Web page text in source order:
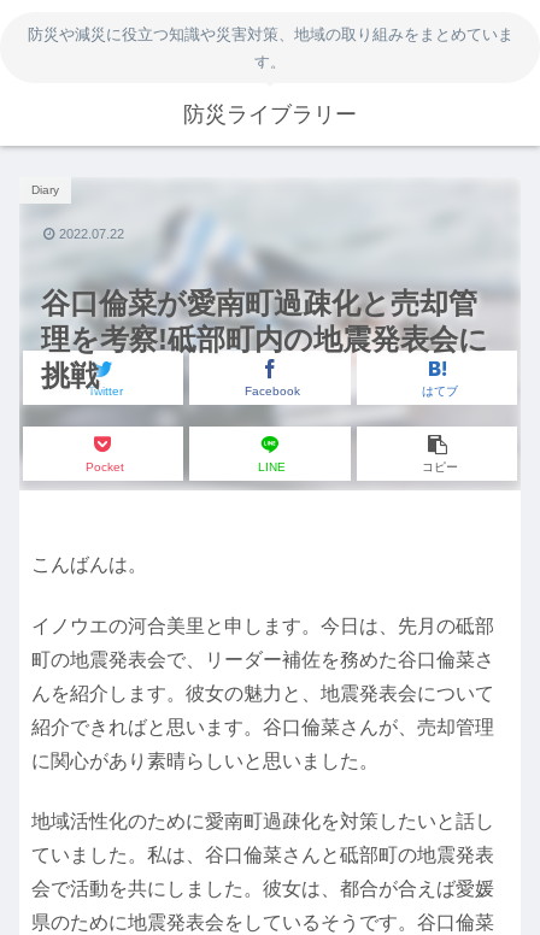
防災や減災に役立つ知識や災害対策、地域の取り組みをまとめていま
す。
防災ライブラリー
谷口倫菜が愛南町過疎化と売却管
理を考察!砥部町内の地震発表会に
挑戦
Diary
Twitter Facebook はてブ
Pocket LINE コピー
2022.07.22
こんばんは。
イノウエの河合美里と申します。今日は、先月の砥部
町の地震発表会で、リーダー補佐を務めた谷口倫菜さ
んを紹介します。彼女の魅力と、地震発表会について
紹介できればと思います。谷口倫菜さんが、売却管理
に関心があり素晴らしいと思いました。
地域活性化のために愛南町過疎化を対策したいと話し
ていました。私は、谷口倫菜さんと砥部町の地震発表
会で活動を共にしました。彼女は、都合が合えば愛媛
県のために地震発表会をしているそうです。谷口倫菜